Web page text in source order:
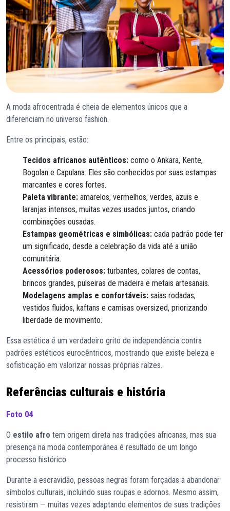
A moda afrocentrada é cheia de elementos únicos que a
diferenciam no universo fashion.
Entre os principais, estão:
Tecidos africanos autênticos: como o Ankara, Kente,
Bogolan e Capulana. Eles são conhecidos por suas estampas
marcantes e cores fortes.
Paleta vibrante: amarelos, vermelhos, verdes, azuis e
laranjas intensos, muitas vezes usados juntos, criando
combinações ousadas.
Estampas geométricas e simbólicas: cada padrão pode ter
um significado, desde a celebração da vida até a união
comunitária.
Acessórios poderosos: turbantes, colares de contas,
brincos grandes, pulseiras de madeira e metais artesanais.
Modelagens amplas e confortáveis: saias rodadas,
vestidos fluidos, kaftans e camisas oversized, priorizando
liberdade de movimento.
Essa estética é um verdadeiro grito de independência contra
padrões estéticos eurocêntricos, mostrando que existe beleza e
sofisticação em valorizar nossas próprias raízes.
Referências culturais e história
Foto 04
O estilo afro tem origem direta nas tradições africanas, mas sua
presença na moda contemporânea é resultado de um longo
processo histórico.
Durante a escravidão, pessoas negras foram forçadas a abandonar
símbolos culturais, incluindo suas roupas e adornos. Mesmo assim,
resistiram — muitas vezes adaptando elementos de suas tradições